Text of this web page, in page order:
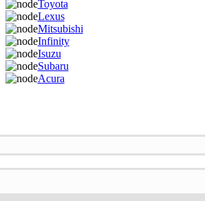
Toyota
Lexus
Mitsubishi
Infinity
Isuzu
Subaru
Acura